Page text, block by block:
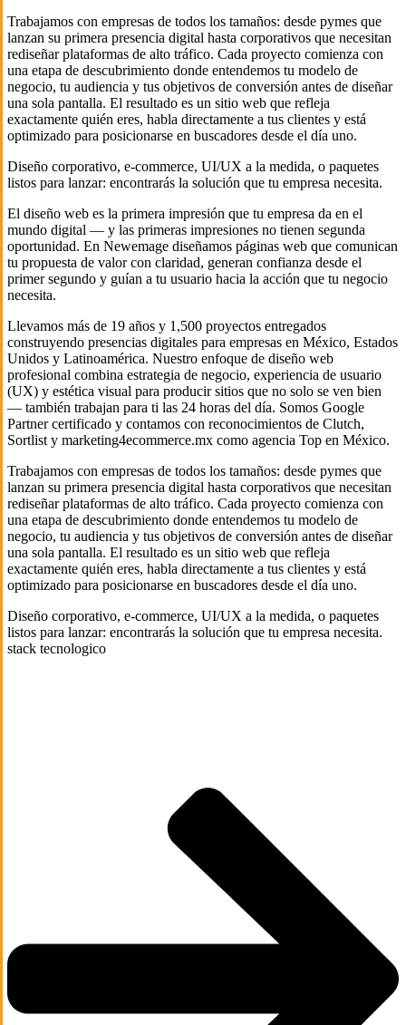
Trabajamos con empresas de todos los tamaños: desde pymes que
lanzan su primera presencia digital hasta corporativos que necesitan
rediseñar plataformas de alto tráfico. Cada proyecto comienza con
una etapa de descubrimiento donde entendemos tu modelo de
negocio, tu audiencia y tus objetivos de conversión antes de diseñar
una sola pantalla. El resultado es un sitio web que refleja
exactamente quién eres, habla directamente a tus clientes y está
optimizado para posicionarse en buscadores desde el día uno.
Diseño corporativo, e-commerce, UI/UX a la medida, o paquetes
listos para lanzar: encontrarás la solución que tu empresa necesita.
El diseño web es la primera impresión que tu empresa da en el
mundo digital — y las primeras impresiones no tienen segunda
oportunidad. En Newemage diseñamos páginas web que comunican
tu propuesta de valor con claridad, generan confianza desde el
primer segundo y guían a tu usuario hacia la acción que tu negocio
necesita.
Llevamos más de 19 años y 1,500 proyectos entregados
construyendo presencias digitales para empresas en México, Estados
Unidos y Latinoamérica. Nuestro enfoque de diseño web
profesional combina estrategia de negocio, experiencia de usuario
(UX) y estética visual para producir sitios que no solo se ven bien
— también trabajan para ti las 24 horas del día. Somos Google
Partner certificado y contamos con reconocimientos de Clutch,
Sortlist y marketing4ecommerce.mx como agencia Top en México.
Trabajamos con empresas de todos los tamaños: desde pymes que
lanzan su primera presencia digital hasta corporativos que necesitan
rediseñar plataformas de alto tráfico. Cada proyecto comienza con
una etapa de descubrimiento donde entendemos tu modelo de
negocio, tu audiencia y tus objetivos de conversión antes de diseñar
una sola pantalla. El resultado es un sitio web que refleja
exactamente quién eres, habla directamente a tus clientes y está
optimizado para posicionarse en buscadores desde el día uno.
Diseño corporativo, e-commerce, UI/UX a la medida, o paquetes
listos para lanzar: encontrarás la solución que tu empresa necesita.
stack tecnologico